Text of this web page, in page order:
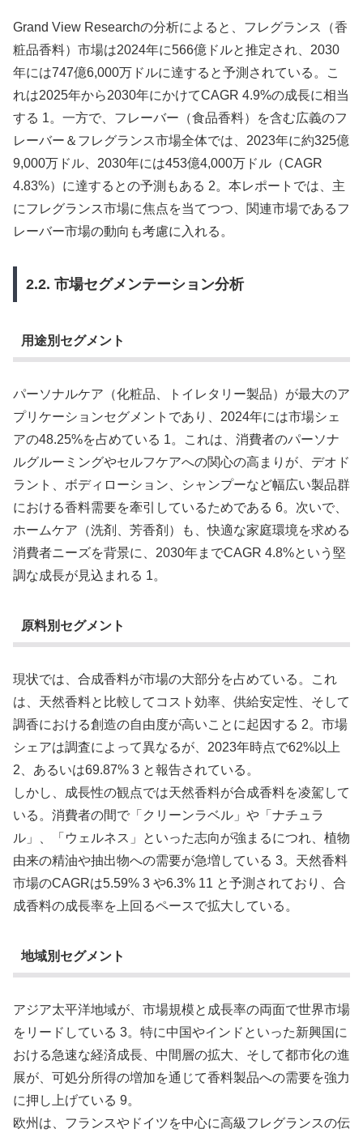
Grand View Researchの分析によると、フレグランス（香
粧品香料）市場は2024年に566億ドルと推定され、2030
年には747億6,000万ドルに達すると予測されている。こ
れは2025年から2030年にかけてCAGR 4.9%の成長に相当
する 1。一方で、フレーバー（食品香料）を含む広義のフ
レーバー＆フレグランス市場全体では、2023年に約325億
9,000万ドル、2030年には453億4,000万ドル（CAGR
4.83%）に達するとの予測もある 2。本レポートでは、主
にフレグランス市場に焦点を当てつつ、関連市場であるフ
レーバー市場の動向も考慮に入れる。
2.2. 市場セグメンテーション分析
用途別セグメント
パーソナルケア（化粧品、トイレタリー製品）が最大のア
プリケーションセグメントであり、2024年には市場シェ
アの48.25%を占めている 1。これは、消費者のパーソナ
ルグルーミングやセルフケアへの関心の高まりが、デオド
ラント、ボディローション、シャンプーなど幅広い製品群
における香料需要を牽引しているためである 6。次いで、
ホームケア（洗剤、芳香剤）も、快適な家庭環境を求める
消費者ニーズを背景に、2030年までCAGR 4.8%という堅
調な成長が見込まれる 1。
原料別セグメント
現状では、合成香料が市場の大部分を占めている。これ
は、天然香料と比較してコスト効率、供給安定性、そして
調香における創造の自由度が高いことに起因する 2。市場
シェアは調査によって異なるが、2023年時点で62%以上
2、あるいは69.87% 3 と報告されている。
しかし、成長性の観点では天然香料が合成香料を凌駕して
いる。消費者の間で「クリーンラベル」や「ナチュラ
ル」、「ウェルネス」といった志向が強まるにつれ、植物
由来の精油や抽出物への需要が急増している 3。天然香料
市場のCAGRは5.59% 3 や6.3% 11 と予測されており、合
成香料の成長率を上回るペースで拡大している。
地域別セグメント
アジア太平洋地域が、市場規模と成長率の両面で世界市場
をリードしている 3。特に中国やインドといった新興国に
おける急速な経済成長、中間層の拡大、そして都市化の進
展が、可処分所得の増加を通じて香料製品への需要を強力
に押し上げている 9。
欧州は、フランスやドイツを中心に高級フレグランスの伝